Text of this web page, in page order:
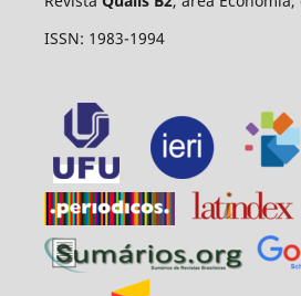
ISSN: 1983-1994